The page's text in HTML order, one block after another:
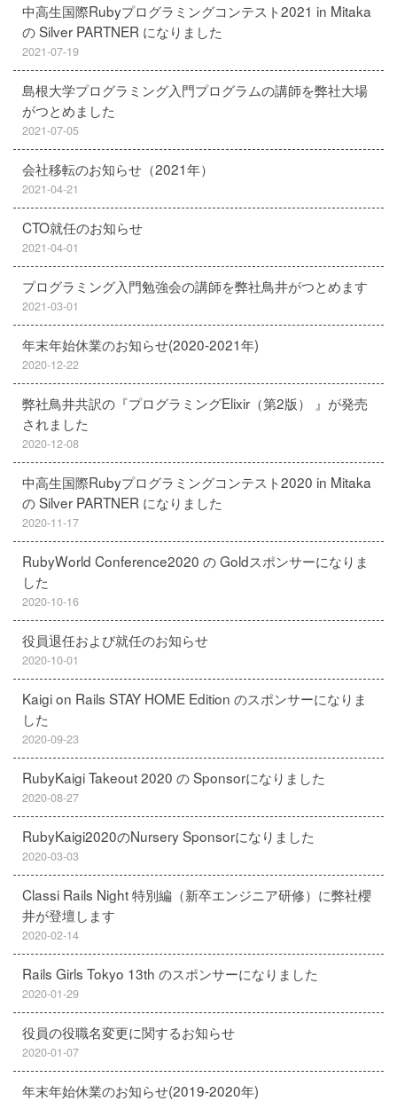
中高生国際Rubyプログラミングコンテスト2021 in Mitaka
の Silver PARTNER になりました
2021-07-19
島根大学プログラミング入門プログラムの講師を弊社大場
がつとめました
2021-07-05
会社移転のお知らせ（2021年）
2021-04-21
CTO就任のお知らせ
2021-04-01
プログラミング入門勉強会の講師を弊社鳥井がつとめます
2021-03-01
年末年始休業のお知らせ(2020-2021年)
2020-12-22
弊社鳥井共訳の『プログラミングElixir（第2版） 』が発売
されました
2020-12-08
中高生国際Rubyプログラミングコンテスト2020 in Mitaka
の Silver PARTNER になりました
2020-11-17
RubyWorld Conference2020 の Goldスポンサーになりま
した
2020-10-16
役員退任および就任のお知らせ
2020-10-01
Kaigi on Rails STAY HOME Edition のスポンサーになりま
した
2020-09-23
RubyKaigi Takeout 2020 の Sponsorになりました
2020-08-27
RubyKaigi2020のNursery Sponsorになりました
2020-03-03
Classi Rails Night 特別編（新卒エンジニア研修）に弊社櫻
井が登壇します
2020-02-14
Rails Girls Tokyo 13th のスポンサーになりました
2020-01-29
役員の役職名変更に関するお知らせ
2020-01-07
年末年始休業のお知らせ(2019-2020年)